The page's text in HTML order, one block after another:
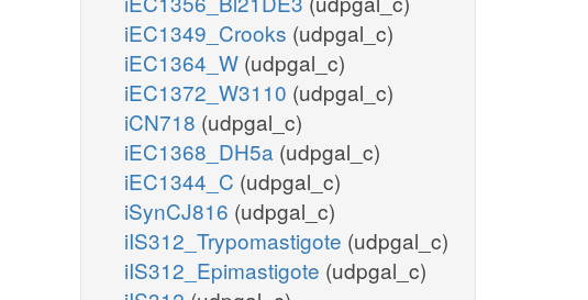
iEC1349_Crooks (udpgal_c)
iEC1364_W (udpgal_c)
iEC1372_W3110 (udpgal_c)
iCN718 (udpgal_c)
iEC1368_DH5a (udpgal_c)
iEC1344_C (udpgal_c)
iSynCJ816 (udpgal_c)
iIS312_Trypomastigote (udpgal_c)
iIS312_Epimastigote (udpgal_c)